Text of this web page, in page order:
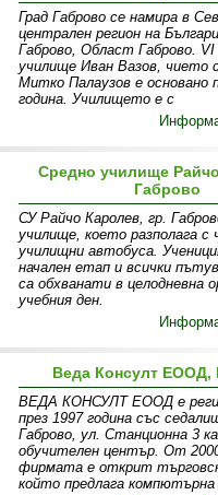
Град Габрово се намира в
централен регион на
Габрово, Област Габрово.
училище Иван Вазов, чието
Митко Палаузов е основано
година. Училището е с
Средно училище
Габрово
СУ Райчо Каролев, гр.
училище, което разполага с
училищни автобуса.
начален етап и всички
са обхванати в целодневна
учебния ден.
Веда Консулт ЕООД,
ВЕДА КОНСУЛТ ЕООД е
през 1997 година със
Габрово, ул. Станционна 3
обучителен център. От
фирмата е открит
който предлага компютърна